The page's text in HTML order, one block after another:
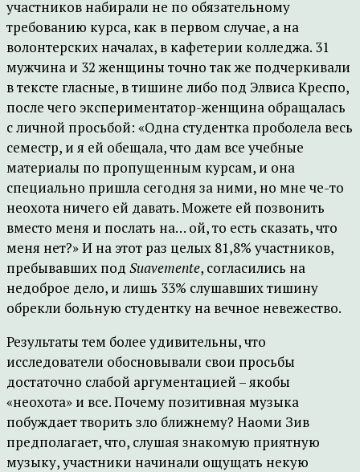
участников набирали не по обязательному
требованию курса, как в первом случае, а на
волонтерских началах, в кафетерии колледжа. 31
мужчина и 32 женщины точно так же подчеркивали
в тексте гласные, в тишине либо под Элвиса Креспо,
после чего экспериментатор-женщина обращалась
с личной просьбой: «Одна студентка проболела весь
семестр, и я ей обещала, что дам все учебные
материалы по пропущенным курсам, и она
специально пришла сегодня за ними, но мне че-то
неохота ничего ей давать. Можете ей позвонить
вместо меня и послать на… ой, то есть сказать, что
меня нет?» И на этот раз целых 81,8% участников,
пребывавших под Suavemente, согласились на
недоброе дело, и лишь 33% слушавших тишину
обрекли больную студентку на вечное невежество.
Результаты тем более удивительны, что
исследователи обосновывали свои просьбы
достаточно слабой аргументацией – якобы
«неохота» и все. Почему позитивная музыка
побуждает творить зло ближнему? Наоми Зив
предполагает, что, слушая знакомую приятную
музыку, участники начинали ощущать некую